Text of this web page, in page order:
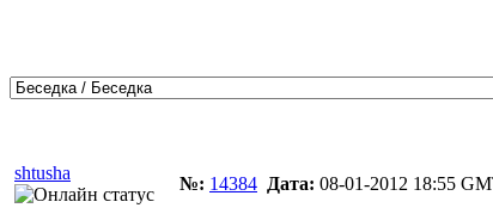
shtusha
№: 14384 Дата: 08-01-2012 18:55